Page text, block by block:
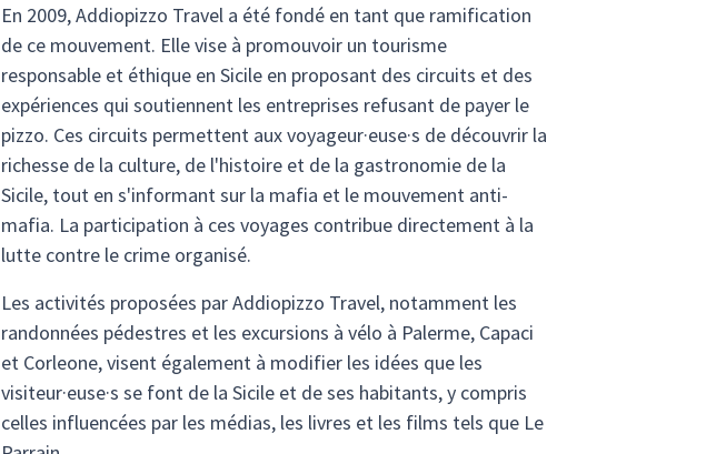
En 2009, Addiopizzo Travel a été fondé en tant que ramification
de ce mouvement. Elle vise à promouvoir un tourisme
responsable et éthique en Sicile en proposant des circuits et des
expériences qui soutiennent les entreprises refusant de payer le
pizzo. Ces circuits permettent aux voyageur·euse·s de découvrir la
richesse de la culture, de l'histoire et de la gastronomie de la
Sicile, tout en s'informant sur la mafia et le mouvement anti-
mafia. La participation à ces voyages contribue directement à la
lutte contre le crime organisé.
Les activités proposées par Addiopizzo Travel, notamment les
randonnées pédestres et les excursions à vélo à Palerme, Capaci
et Corleone, visent également à modifier les idées que les
visiteur·euse·s se font de la Sicile et de ses habitants, y compris
celles influencées par les médias, les livres et les films tels que Le